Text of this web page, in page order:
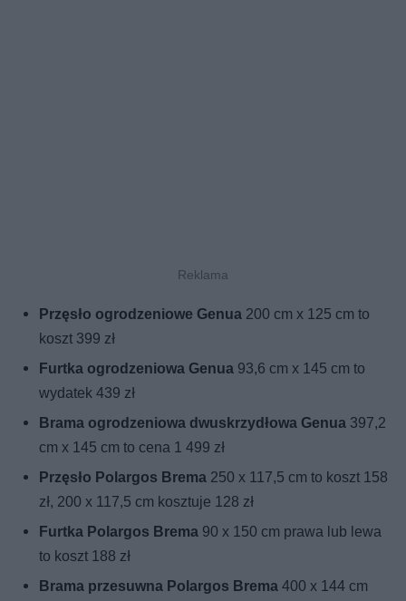
Przęsło ogrodzeniowe Genua 200 cm x 125 cm to
koszt 399 zł
Furtka ogrodzeniowa Genua 93,6 cm x 145 cm to
wydatek 439 zł
Brama ogrodzeniowa dwuskrzydłowa Genua 397,2
cm x 145 cm to cena 1 499 zł
Przęsło Polargos Brema 250 x 117,5 cm to koszt 158
zł, 200 x 117,5 cm kosztuje 128 zł
Furtka Polargos Brema 90 x 150 cm prawa lub lewa
to koszt 188 zł
Brama przesuwna Polargos Brema400 x 144 cm